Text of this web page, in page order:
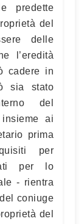
predette
del
delle
l’eredità
cadere in
sia stato
del
insieme ai
prima
per
per lo
- rientra
coniuge
del